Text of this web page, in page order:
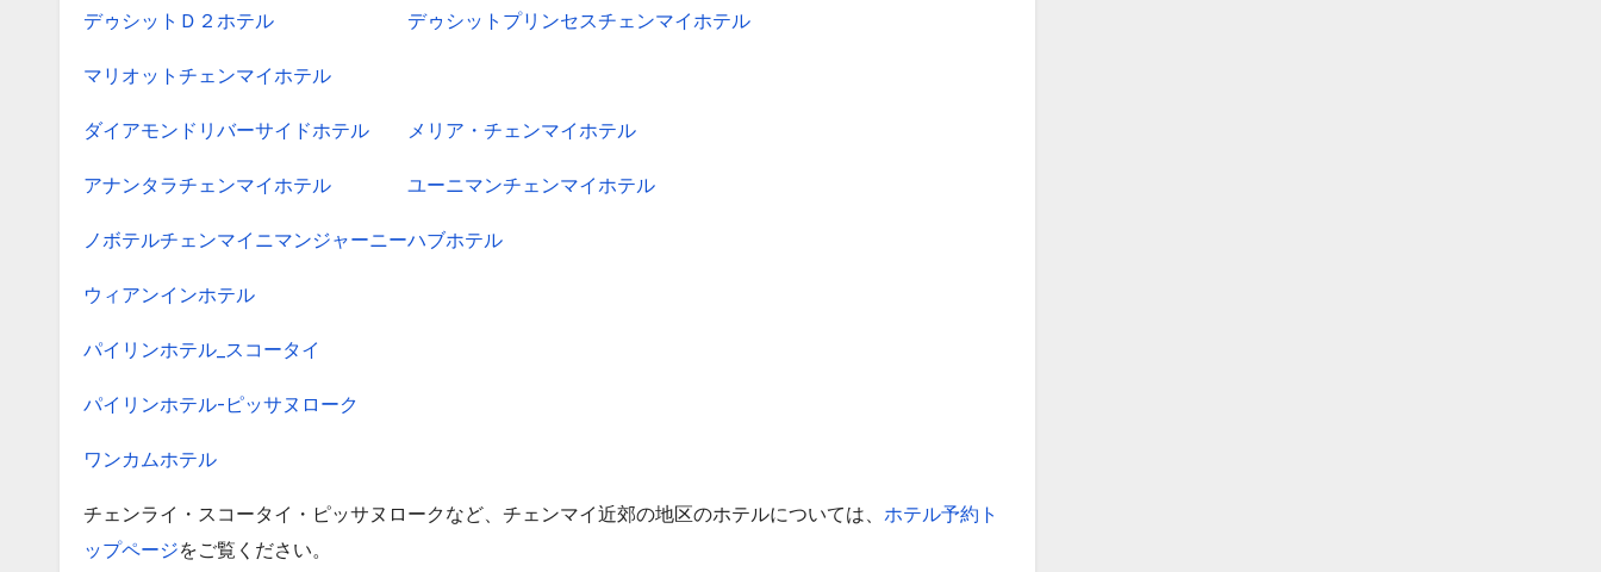
デゥシットＤ２ホテル デゥシットプリンセスチェンマイホテル
マリオットチェンマイホテル
ダイアモンドリバーサイドホテル メリア・チェンマイホテル
アナンタラチェンマイホテル ユーニマンチェンマイホテル
ノボテルチェンマイニマンジャーニーハブホテル
ウィアンインホテル
パイリンホテル_スコータイ
パイリンホテル-ピッサヌローク
ワンカムホテル
チェンライ・スコータイ・ピッサヌロークなど、チェンマイ近郊の地区のホテルについては、 ホテル予約ト
ップページをご覧ください。